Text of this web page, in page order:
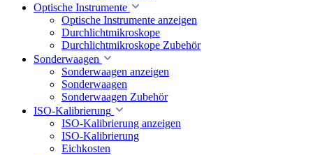
Optische Instrumente
Optische Instrumente anzeigen
Durchlichtmikroskope
Durchlichtmikroskope Zubehör
Sonderwaagen
Sonderwaagen anzeigen
Sonderwaagen
Sonderwaagen Zubehör
ISO-Kalibrierung
ISO-Kalibrierung anzeigen
ISO-Kalibrierung
Eichkosten